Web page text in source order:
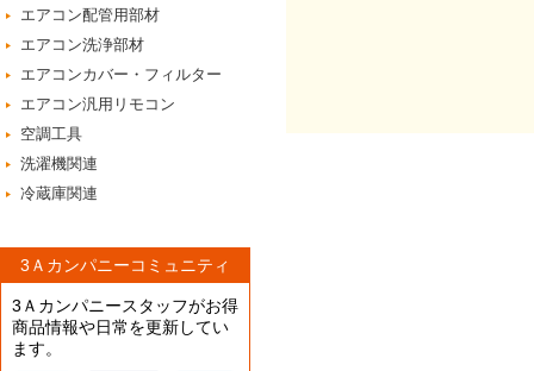
エアコン配管用部材
エアコン洗浄部材
エアコンカバー・フィルター
エアコン汎用リモコン
空調工具
洗濯機関連
冷蔵庫関連
3Ａカンパニーコミュニティ
3Ａカンパニースタッフがお得
商品情報や日常を更新してい
ます。